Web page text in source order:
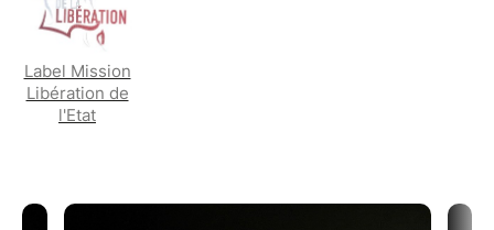
Label Mission
Libération de
l'Etat